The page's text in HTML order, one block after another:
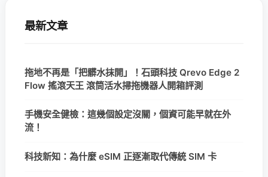
最新文章
拖地不再是「把髒水抹開」！石頭科技 Qrevo Edge 2
Flow 搖滾天王 滾筒活水掃拖機器人開箱評測
手機安全健檢：這幾個設定沒關，個資可能早就在外
流！
科技新知：為什麼 eSIM 正逐漸取代傳統 SIM 卡